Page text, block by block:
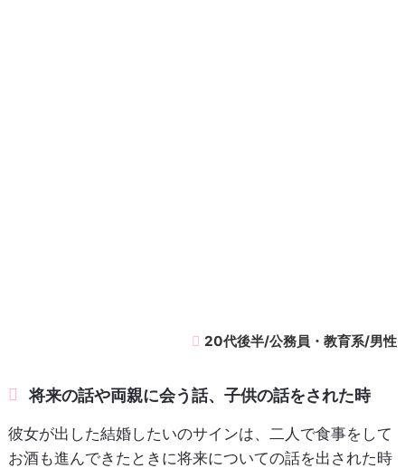
20代後半/公務員・教育系/男性
将来の話や両親に会う話、子供の話をされた時
彼女が出した結婚したいのサインは、二人で食事をして
お酒も進んできたときに将来についての話を出された時